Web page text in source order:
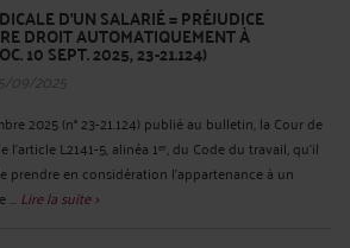
D’UN SALARIÉ = PRÉJUDICE
DROIT AUTOMATIQUEMENT À
10 SEPT. 2025, 23-21.124)
09/2025
2025 (n° 23-21.124) publié au bulletin, la Cour de
L2141-5, alinéa 1ᵉʳ, du Code du travail, qu’il
prendre en considération l’appartenance à un
... Lire la suite >